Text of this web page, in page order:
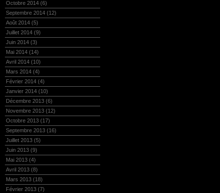
Octobre 2014 (6)
Septembre 2014 (12)
Août 2014 (5)
Juillet 2014 (9)
Juin 2014 (3)
Mai 2014 (14)
Avril 2014 (10)
Mars 2014 (4)
Février 2014 (4)
Janvier 2014 (10)
Décembre 2013 (6)
Novembre 2013 (12)
Octobre 2013 (17)
Septembre 2013 (16)
Juillet 2013 (5)
Juin 2013 (9)
Mai 2013 (4)
Avril 2013 (8)
Mars 2013 (18)
Février 2013 (7)